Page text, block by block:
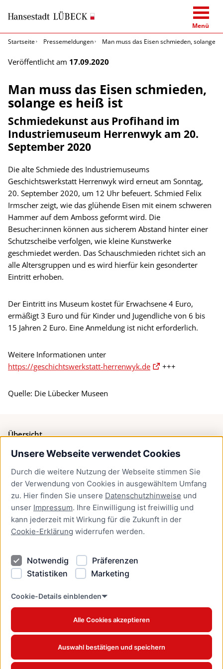
Unsere Webseite verwendet Cookies
Durch die weitere Nutzung der Webseite stimmen Sie
der Verwendung von Cookies in ausgewähltem Umfang
zu. Hier finden Sie unsere Datenschutzhinweise und
unser Impressum. Ihre Einwilligung ist freiwillig und
kann jederzeit mit Wirkung für die Zukunft in der
Cookie-Erklärung widerrufen werden.
Notwendig
Präferenzen
Statistiken
Marketing
Cookie-Details einblenden
Alle Cookies akzeptieren
Auswahl bestätigen und speichern
Menü
Startseite
Pressemeldungen Man muss das Eisen schmieden, solange
Veröffentlicht am 17.09.2020
Man muss das Eisen schmieden,
solange es heiß ist
Schmiedekunst aus Profihand im
Industriemuseum Herrenwyk am 20.
September 2020
Die alte Schmiede des Industriemuseums
Geschichtswerkstatt Herrenwyk wird erneut am Sonntag,
20. September 2020, um 12 Uhr befeuert. Schmied Felix
Irmscher zeigt, wie das glühende Eisen mit einem schweren
Hammer auf dem Amboss geformt wird. Die
Besucher:innen können aus sicherem Abstand hinter einer
Schutzscheibe verfolgen, wie kleine Kunstwerke
geschmiedet werden. Das Schauschmieden richtet sich an
alle Altersgruppen und es wird hierfür kein gesonderter
Eintritt erhoben.
Der Eintritt ins Museum kostet für Erwachsene 4 Euro,
ermäßigt 3 Euro und für Kinder und Jugendliche von 6 bis
15 Jahren 2 Euro. Eine Anmeldung ist nicht erforderlich.
Weitere Informationen unter
https://geschichtswerkstatt-herrenwyk.de
+++
Quelle: Die Lübecker Museen
Übersicht
Bürgerservice
Presse
Newsletter Lübeck:kompakt
Kontakt
Kontakt
Datenschutzhinweise
Barrierefreiheit
Cookie Erklärung
www.luebeck.de